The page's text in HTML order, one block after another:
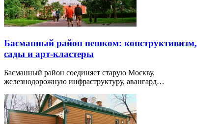
Басманный район пешком: конструктивизм,
сады и арт-кластеры
Басманный район соединяет старую Москву,
железнодорожную инфраструктуру, авангард…